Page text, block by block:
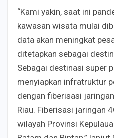
“Kami yakin, saat ini
kawasan wisata mulai
data akan meningkat
ditetapkan sebagai
Sebagai destinasi super
menyiapkan infratruktur
dengan fiberisasi
Riau. Fiberisasi jaringan
wilayah Provinsi